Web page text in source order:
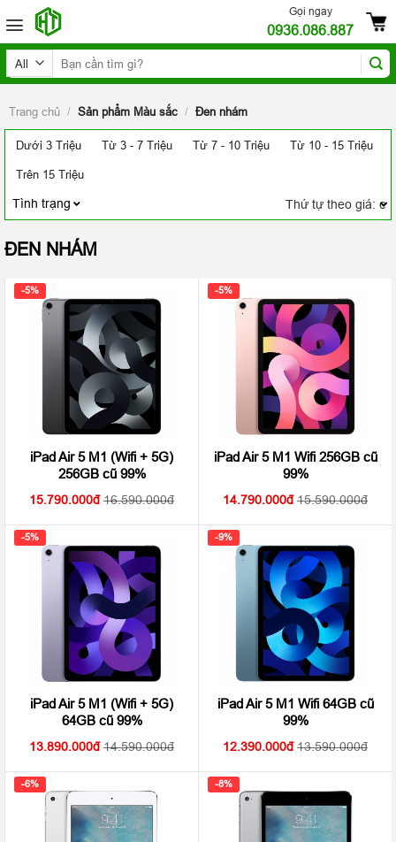
to
content
Gọi ngay
0936.086.887
Tìm
kiếm:
Trang chủ / Sản phẩm Màu sắc / Đen nhám
Dưới 3 Triệu Từ 3 - 7 Triệu Từ 7 - 10 Triệu Từ 10 - 15 Triệu
Trên 15 Triệu
Tình trạng
ĐEN NHÁM
-5%
iPad Air 5 M1 (Wifi + 5G)
256GB cũ 99%
15.790.000 16.590.000
-5%
iPad Air 5 M1 Wifi 256GB cũ
99%
14.790.000 15.590.000
-5%
iPad Air 5 M1 (Wifi + 5G)
64GB cũ 99%
13.890.000 14.590.000
-9%
iPad Air 5 M1 Wifi 64GB cũ
99%
12.390.000 13.590.000
-6% -8%